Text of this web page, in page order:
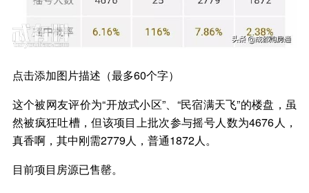
点击添加图片描述（最多60个字）
这个被网友评价为“开放式小区”、“民宿满天飞”的楼盘，虽
然被疯狂吐槽，但该项目上批次参与摇号人数为4676人，
真香啊，其中刚需2779人，普通1872人。
目前项目房源已售罄。